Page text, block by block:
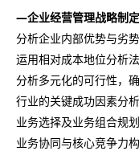
—企业经营管理战略制定
分析企业内部优势与劣势
运用相对成本地位分析法
分析多元化的可行性，确
行业的关键成功因素分析
业务选择及业务组合规划
业务协同与核心竞争力